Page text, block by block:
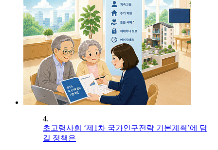
4.
초고령사회 ‘제1차 국가인구전략 기본계획’에 담
길 정책은